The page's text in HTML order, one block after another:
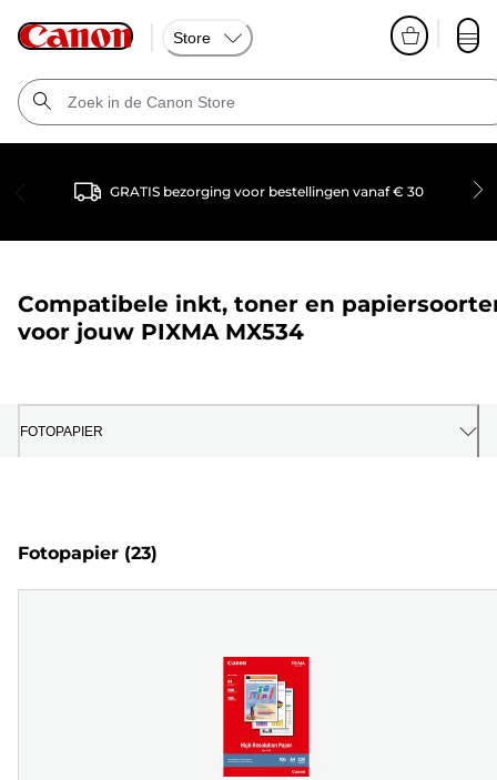
Store
GRATIS bezorging voor bestellingen vanaf € 30
Compatibele inkt, toner en
voor jouw PIXMA MX534
FOTOPAPIER
Fotopapier (23)